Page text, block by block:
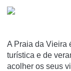
A Praia da Vieira
turística e de
acolher os seus